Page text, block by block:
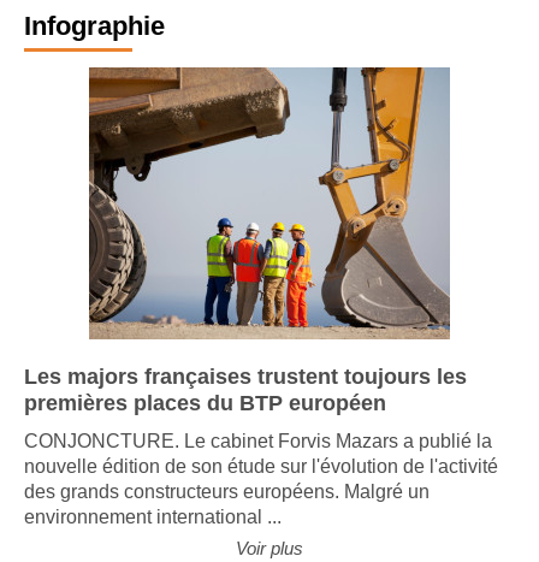
Infographie
Les majors françaises trustent toujours les
premières places du BTP européen
CONJONCTURE. Le cabinet Forvis Mazars a publié la
nouvelle édition de son étude sur l'évolution de l'activité
des grands constructeurs européens. Malgré un
environnement international ...
Voir plus